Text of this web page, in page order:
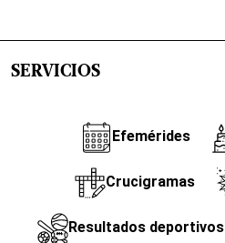
SERVICIOS
Efemérides
Crucigramas
Resultados deportivos